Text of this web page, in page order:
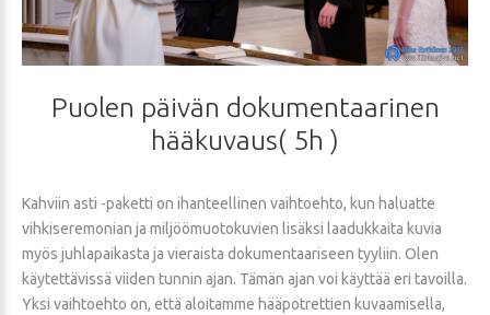
Puolen päivän dokumentaarinen
hääkuvaus( 5h )
Kahviin asti -paketti on ihanteellinen vaihtoehto, kun haluatte
vihkiseremonian ja miljöömuotokuvien lisäksi laadukkaita kuvia
myös juhlapaikasta ja vieraista dokumentaariseen tyyliin. Olen
käytettävissä viiden tunnin ajan. Tämän ajan voi käyttää eri tavoilla.
Yksi vaihtoehto on, että aloitamme hääpotrettien kuvaamisella,